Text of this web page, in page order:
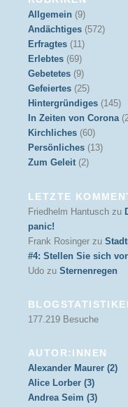
Allgemein (9)
Andächtiges (572)
Erfragtes (11)
Erlebtes (69)
Gebetetes (9)
Gefeiertes (25)
Hintergründiges (145)
In Zeiten von Corona
Kirchliches (60)
Persönliches (13)
Zum Geleit (2)
LETZTE
Friedhelm Hantusch zu
panic!
Frank Rosinger zu
#4: Stellen Sie sich
Udo zu Sternenregen
177.219 Besuche
AUTOR:INNEN
Alexander Maurer (2)
Alice Lorber (3)
Andrea Seim (3)